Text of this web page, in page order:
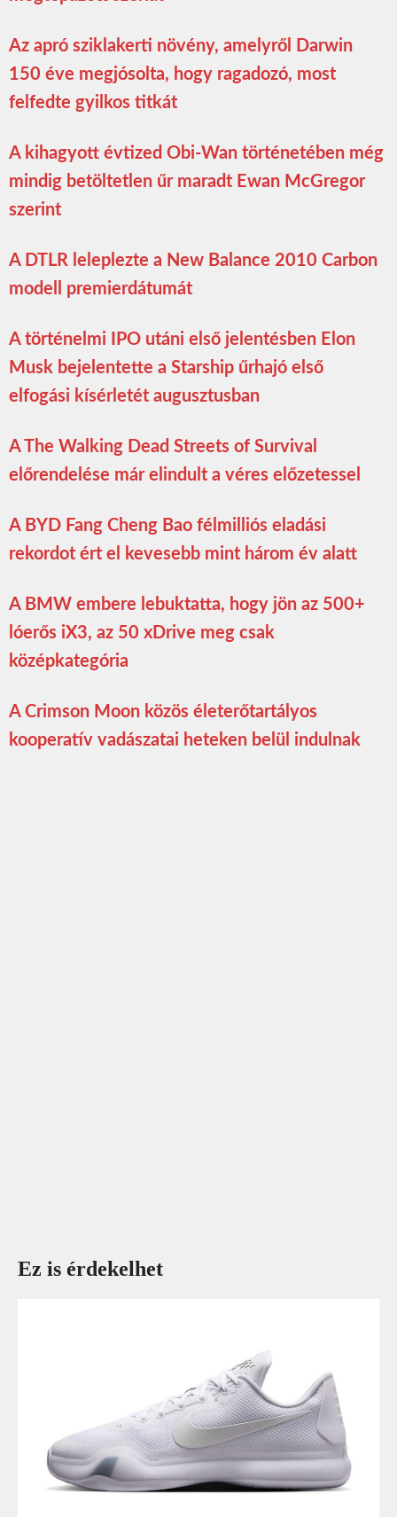
Az apró sziklakerti növény, amelyről Darwin
150 éve megjósolta, hogy ragadozó, most
felfedte gyilkos titkát
A kihagyott évtized Obi-Wan történetében még
mindig betöltetlen űr maradt Ewan McGregor
szerint
A DTLR leleplezte a New Balance 2010 Carbon
modell premierdátumát
A történelmi IPO utáni első jelentésben Elon
Musk bejelentette a Starship űrhajó első
elfogási kísérletét augusztusban
A The Walking Dead Streets of Survival
előrendelése már elindult a véres előzetessel
A BYD Fang Cheng Bao félmilliós eladási
rekordot ért el kevesebb mint három év alatt
A BMW embere lebuktatta, hogy jön az 500+
lóerős iX3, az 50 xDrive meg csak
középkategória
A Crimson Moon közös életerőtartályos
kooperatív vadászatai heteken belül indulnak
Ez is érdekelhet